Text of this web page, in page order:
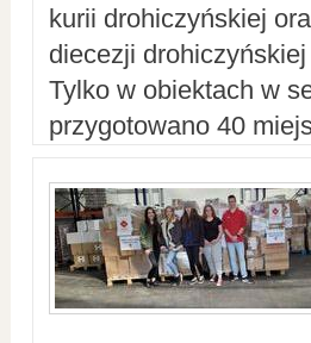
kurii drohiczyńskiej
diecezji
Tylko w obiektach w
przygotowano 40